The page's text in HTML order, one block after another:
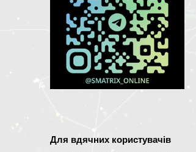
Для вдячних користувачів